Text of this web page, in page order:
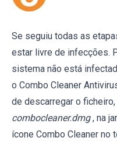
Se seguiu todas as
estar livre de infecções.
sistema não está
o Combo Cleaner
de descarregar o
combocleaner.dmg , na
ícone Combo Cleaner no